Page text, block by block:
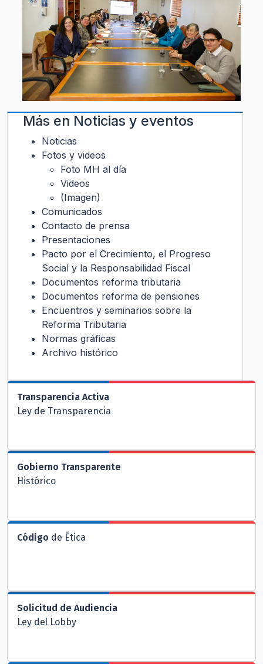
Más en Noticias y eventos
Noticias
Fotos y videos
Foto MH al día
Videos
(Imagen)
Comunicados
Contacto de prensa
Presentaciones
Pacto por el Crecimiento, el Progreso
Social y la Responsabilidad Fiscal
Documentos reforma tributaria
Documentos reforma de pensiones
Encuentros y seminarios sobre la
Reforma Tributaria
Normas gráficas
Archivo histórico
Transparencia Activa
Ley de Transparencia
Gobierno Transparente
Histórico
Código de Ética
Solicitud de Audiencia
Ley del Lobby